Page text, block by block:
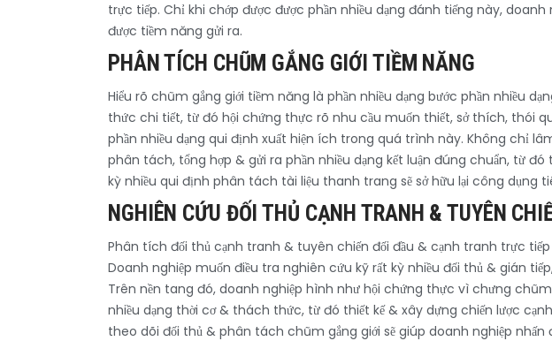
trực tiếp. Chỉ khi chớp được được phần nhiều dạng đánh tiếng này,
được tiềm năng gửi ra.
PHÂN TÍCH CHŨM GẮNG GIỚI TIỀM NĂNG
Hiểu rõ chũm gắng giới tiềm năng là phần nhiều dạng bước phần nhiều
thức chi tiết, từ đó hội chứng thực rõ nhu cầu muốn thiết, sở thích, thói
phần nhiều dạng qui định xuất hiện ích trong quá trình này. Không chỉ
phân tách, tổng hợp & gửi ra phần nhiều dạng kết luận đúng chuẩn, từ
kỳ nhiều qui định phân tách tài liệu thanh trang sẽ sở hữu lại công dụng
NGHIÊN CỨU ĐỐI THỦ CẠNH TRANH & TUYÊN
Phân tích đối thủ cạnh tranh & tuyên chiến đối đầu & cạnh tranh trực
Doanh nghiệp muốn điều tra nghiên cứu kỹ rất kỳ nhiều đối thủ & gián
Trên nền tang đó, doanh nghiệp hình như hội chứng thực vì chưng
nhiều dạng thời cơ & thách thức, từ đó thiết kế & xây dựng chiến lược
theo dõi đối thủ & phân tách chũm gắng giới sẽ giúp doanh nghiệp